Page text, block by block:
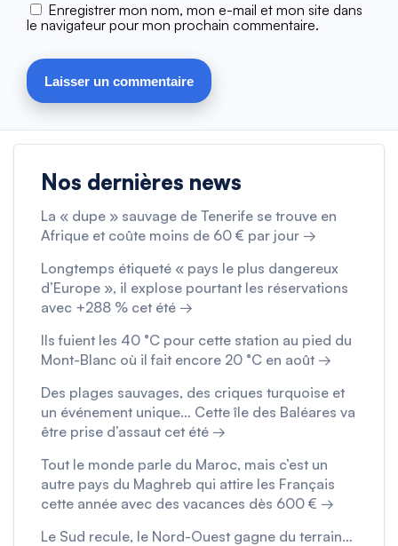
Enregistrer mon nom, mon e-mail et mon site dans
le navigateur pour mon prochain commentaire.
Nos dernières news
La « dupe » sauvage de Tenerife se trouve en
Afrique et coûte moins de 60 € par jour →
Longtemps étiqueté « pays le plus dangereux
d’Europe », il explose pourtant les réservations
avec +288 % cet été →
Ils fuient les 40 °C pour cette station au pied du
Mont-Blanc où il fait encore 20 °C en août →
Des plages sauvages, des criques turquoise et
un événement unique… Cette île des Baléares va
être prise d’assaut cet été →
Tout le monde parle du Maroc, mais c’est un
autre pays du Maghreb qui attire les Français
cette année avec des vacances dès 600 € →
Le Sud recule, le Nord-Ouest gagne du terrain…